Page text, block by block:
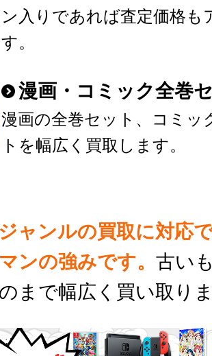
ン入りであれば査定価格も
す。
漫画・コミック全巻
漫画の全巻セット、コミッ
トを幅広く買取します。
ャンルの買取に対応
ンの強みです。 古い
まで幅広く買い取り